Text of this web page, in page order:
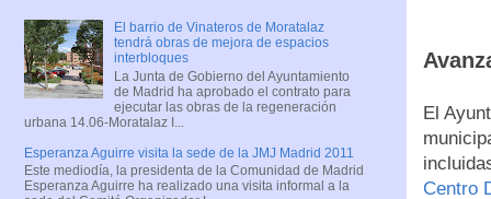
El
Centro
El barrio de Vinateros de Moratalaz
tendrá obras de mejora de espacios
interbloques
La Junta de Gobierno del Ayuntamiento
de Madrid ha aprobado el contrato para
ejecutar las obras de la regeneración
urbana 14.06-Moratalaz I...
Esperanza Aguirre visita la sede de la JMJ Madrid 2011
Este mediodía, la presidenta de la Comunidad de Madrid
Esperanza Aguirre ha realizado una visita informal a la